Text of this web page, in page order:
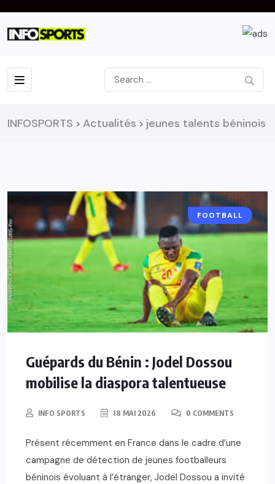
INFOSPORTS > Actualités > jeunes talents béninois
FOOTBALL
Guépards du Bénin : Jodel Dossou
mobilise la diaspora talentueuse
INFO SPORTS 18 MAI 2026 0 COMMENTS
Présent récemment en France dans le cadre d’une
campagne de détection de jeunes footballeurs
béninois évoluant à l’étranger, Jodel Dossou a invité